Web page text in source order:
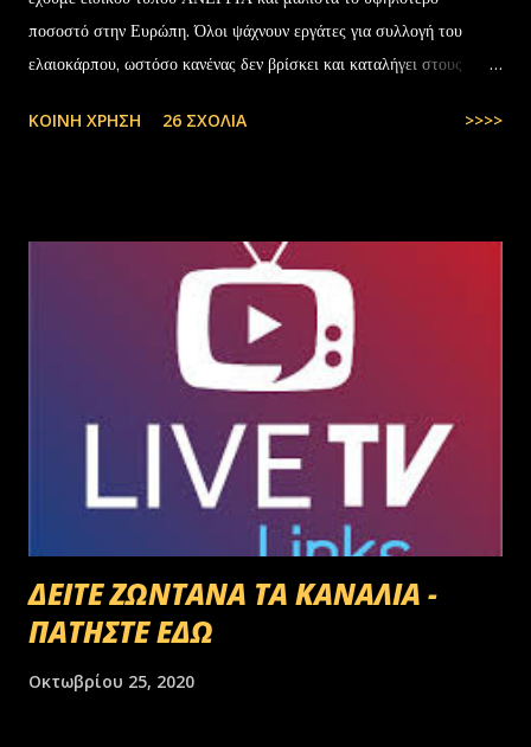
ποσοστό στην Ευρώπη. Όλοι ψάχνουν εργάτες για συλλογή του
ελαιοκάρπου, ωστόσο κανένας δεν βρίσκει και καταλήγει στους
στην Ελλάδα, πάλι δεν μας φτάνουν. Στην Ελλάδα του 1.000.000
ΚΟΙΝΉ ΧΡΉΣΗ 26 ΣΧΌΛΙΑ >>>>
ΔΕΙΤΕ ΖΩΝΤΑΝΑ ΤΑ ΚΑΝΑΛΙΑ -
ΠΑΤΗΣΤΕ ΕΔΩ
Οκτωβρίου 25, 2020